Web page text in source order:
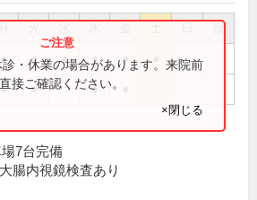
祝
● ● ● ● ●
● ● ●
・休業の場合があります。来院前
接ご確認ください。
×閉じる
7台完備
腸内視鏡検査あり